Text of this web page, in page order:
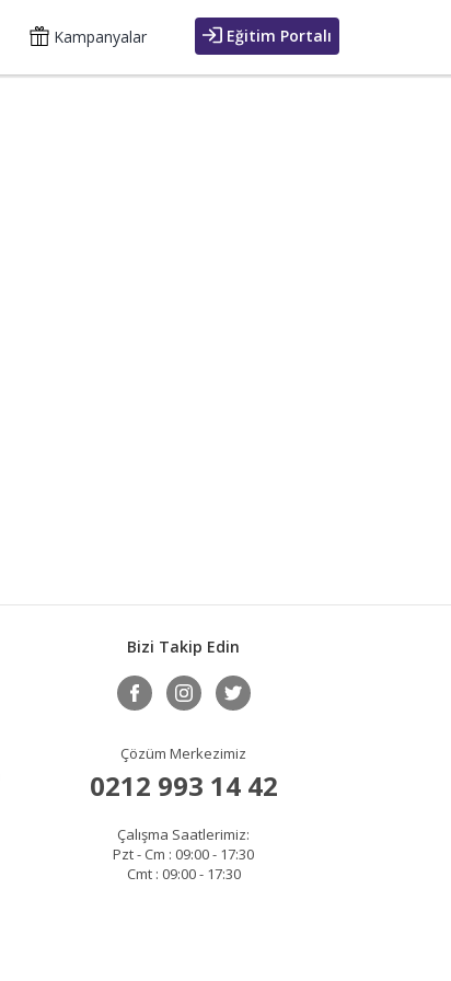
Kampanyalar Eğitim Portalı
Bizi Takip Edin
Çözüm Merkezimiz
0212 993 14 42
Çalışma Saatlerimiz:
Pzt - Cm : 09:00 - 17:30
Cmt : 09:00 - 17:30